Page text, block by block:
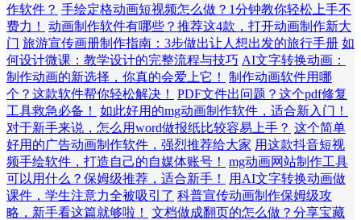
作软件？ 手绘定格动画短视频怎么做？1分钟教你轻松上手不
费力！
动画制作软件有哪些？推荐这4款，打开动画制作新大
门 旅游宣传画册制作指南：3步做出让人想出发的旅行手册 如
何设计微课：教学设计的完整流程与技巧 AI文字转换动画：
制作动画的新选择，你真的会爱上它！
制作动画软件用哪
个？这款软件帮你轻松解决！
PDF文件出问题？这个pdf修复
工具救急必备！
如此好用的mg动画制作软件，适合新入门！
对于新手来说，怎么用word做报纸比较容易上手？ 这个简单
好用的广告动画制作软件，强烈推荐给大家 用这款抖音短视
频手绘软件，打造自己的自媒体账号！
mg动画网站制作工具
可以用什么？保姆级推荐，适合新手！
用AI文字转换动画做
课件，学生注意力全被吸引了 科普宣传动画制作保姆级攻
略，新手看这篇就够啦！
文档做成翻页的怎么做？分享宝藏